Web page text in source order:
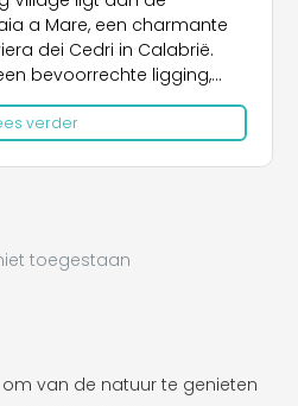
a Mare, een charmante
dei Cedri in Calabrië.
bevoorrechte ligging,
brede strand dat zich
Dino, beroemd om zijn
en imposante
op de kristalheldere zee.
een ongerepte natuur,
gaat van het gemak van
afstand van de
is rijk aan
waaronder de
zijn kristalheldere water en
verder
toegestaan
om van de natuur te genieten